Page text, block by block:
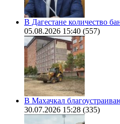
В Дагестане количество
05.08.2026 15:40 (557)
В Махачкал
30.07.2026 15:28 (335)